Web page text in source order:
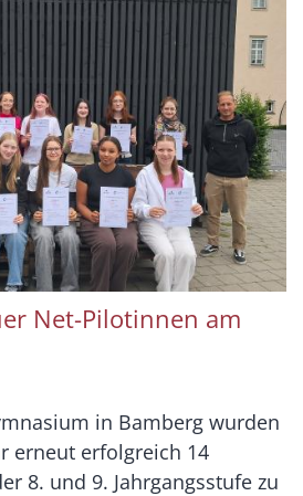
Net-Pilotinnen am
in Bamberg wurden
erneut erfolgreich 14
8. und 9. Jahrgangsstufe zu